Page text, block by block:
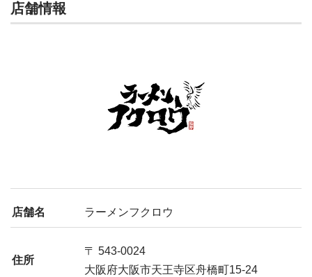
店舗情報
店舗名 ラーメンフクロウ
住所
〒 543-0024
大阪府大阪市天王寺区舟橋町15-24